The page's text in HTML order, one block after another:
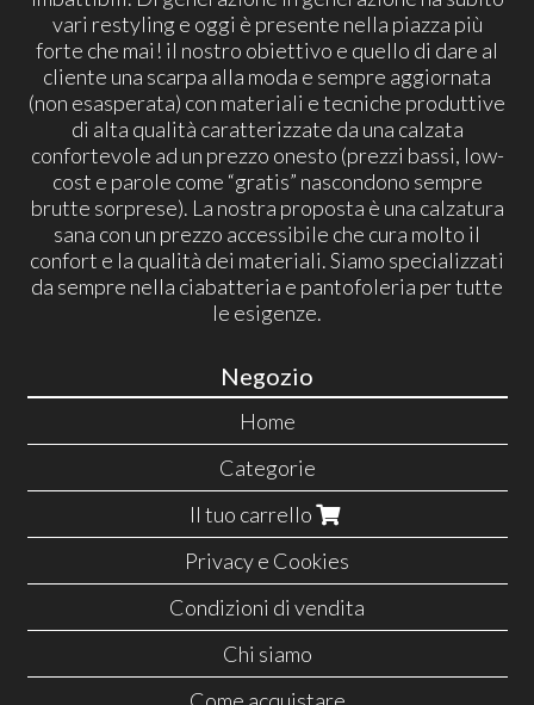
vari restyling e oggi è presente nella piazza più
forte che mai! il nostro obiettivo e quello di dare al
cliente una scarpa alla moda e sempre aggiornata
(non esasperata) con materiali e tecniche produttive
di alta qualità caratterizzate da una calzata
confortevole ad un prezzo onesto (prezzi bassi, low-
cost e parole come “gratis” nascondono sempre
brutte sorprese). La nostra proposta è una calzatura
sana con un prezzo accessibile che cura molto il
confort e la qualità dei materiali. Siamo specializzati
da sempre nella ciabatteria e pantofoleria per tutte
le esigenze.
Negozio
Home
Categorie
Il tuo carrello
Privacy e Cookies
Condizioni di vendita
Chi siamo